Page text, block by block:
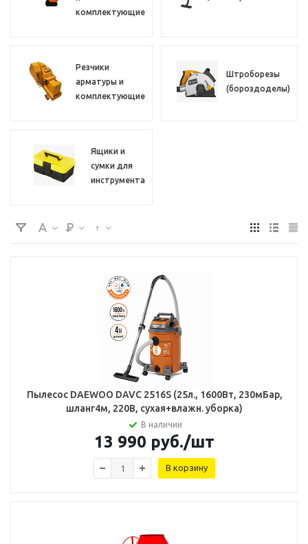
комплектующие
Резчики
арматуры и
комплектующие
Штроборезы
(бороздоделы)
Ящики и
сумки для
инструмента
Пылесос DAEWOO DAVC 2516S (25л., 1600Вт, 230мБар,
шланг4м, 220В, сухая+влажн. уборка)
В наличии
13 990 руб./шт
В корзину